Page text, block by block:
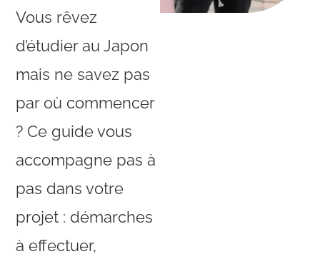
Vous rêvez
d’étudier au Japon
mais ne savez pas
par où commencer
? Ce guide vous
accompagne pas à
pas dans votre
projet : démarches
à effectuer,